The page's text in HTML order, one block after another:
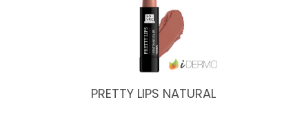
PRETTY LIPS NATURAL